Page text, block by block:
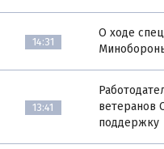
14:31
О ходе
13:41
ветеранов
поддержку